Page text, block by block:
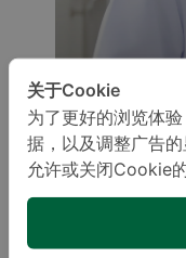
关于Cookie
为了更好的浏览体
据，以及调整广告
允许或关闭Cookie